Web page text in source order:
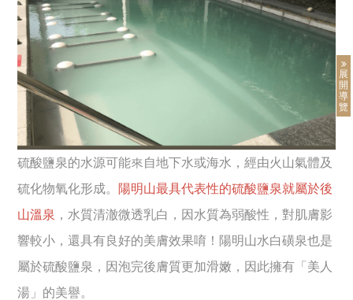
硫酸鹽泉的水源可能來自地下水或海水，經由火山氣體及
硫化物氧化形成。 陽明山最具代表性的硫酸鹽泉就屬於後
山溫泉 ，水質清澈微透乳白，因水質為弱酸性，對肌膚影
響較小，還具有良好的美膚效果唷！陽明山水白磺泉也是
屬於硫酸鹽泉，因泡完後膚質更加滑嫩，因此擁有「美人
湯」的美譽。
展
開
導
覽